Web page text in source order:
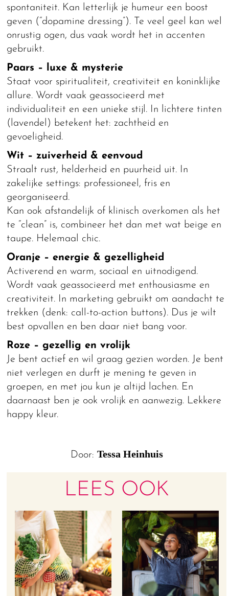
spontaniteit. Kan letterlijk je humeur een boost
geven (“dopamine dressing”). Te veel geel kan wel
onrustig ogen, dus vaak wordt het in accenten
gebruikt.
Paars – luxe & mysterie
Staat voor spiritualiteit, creativiteit en koninklijke
allure. Wordt vaak geassocieerd met
individualiteit en een unieke stijl. In lichtere tinten
(lavendel) betekent het: zachtheid en
gevoeligheid.
Wit – zuiverheid & eenvoud
Straalt rust, helderheid en puurheid uit. In
zakelijke settings: professioneel, fris en
georganiseerd.
Kan ook afstandelijk of klinisch overkomen als het
te “clean” is, combineer het dan met wat beige en
taupe. Helemaal chic.
Oranje – energie & gezelligheid
Activerend en warm, sociaal en uitnodigend.
Wordt vaak geassocieerd met enthousiasme en
creativiteit. In marketing gebruikt om aandacht te
trekken (denk: call-to-action buttons). Dus je wilt
best opvallen en ben daar niet bang voor.
Roze – gezellig en vrolijk
Je bent actief en wil graag gezien worden. Je bent
niet verlegen en durft je mening te geven in
groepen, en met jou kun je altijd lachen. En
daarnaast ben je ook vrolijk en aanwezig. Lekkere
happy kleur.
Door: Tessa Heinhuis
LEES OOK